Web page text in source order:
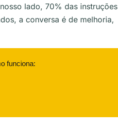
lado, 70% das instruções
a conversa é de melhoria,
funciona: